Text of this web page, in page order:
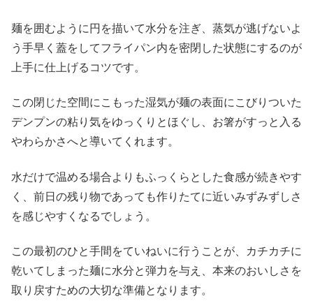
麺を囲むように円を描いて水分を注ぎ、蒸気が逃げないよ
う手早く蓋をしてフライパン内を密閉した状態にするのが
上手に仕上げるコツです。
この閉じた空間にこもった湿気が麺の表面にこびりついた
デンプンの粘り気をゆっくりとほぐし、お箸がすっと入る
やわらかさへと導いてくれます。
水だけで温める場合よりもふっくらとした食感が続きやす
く、前日の残り物であっても作りたてに近いみずみずしさ
を感じやすくなるでしょう。
この最初のひと手間をていねいに行うことが、カチカチに
乾いてしまった麺に水分と弾力を与え、本来のおいしさを
取り戻すための大切な準備となります。